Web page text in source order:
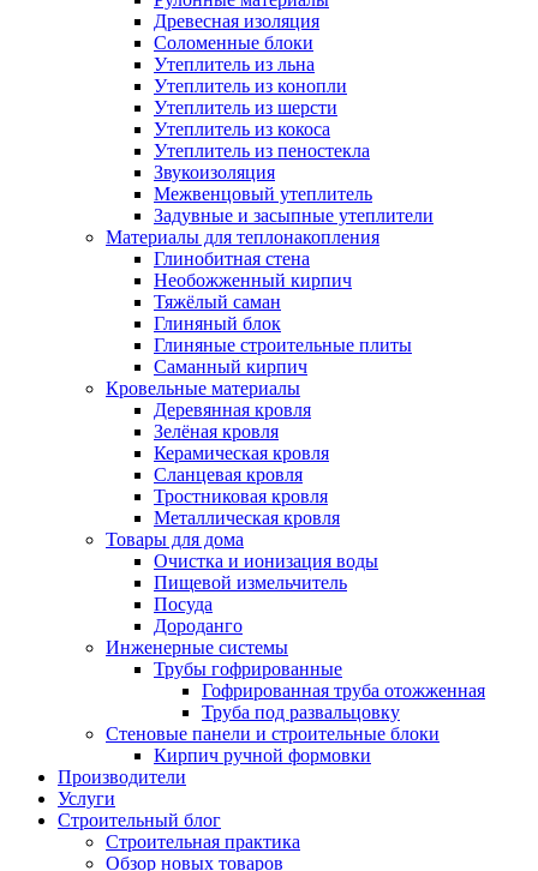
Древесная изоляция
Соломенные блоки
Утеплитель из льна
Утеплитель из конопли
Утеплитель из шерсти
Утеплитель из кокоса
Утеплитель из пеностекла
Звукоизоляция
Межвенцовый утеплитель
Задувные и засыпные утеплители
Материалы для теплонакопления
Глинобитная стена
Необожженный кирпич
Тяжёлый саман
Глиняный блок
Глиняные строительные плиты
Саманный кирпич
Кровельные материалы
Деревянная кровля
Зелёная кровля
Керамическая кровля
Сланцевая кровля
Тростниковая кровля
Металлическая кровля
Товары для дома
Очистка и ионизация воды
Пищевой измельчитель
Посуда
Дороданго
Инженерные системы
Трубы гофрированные
Гофрированная труба отожженная
Труба под развальцовку
Стеновые панели и строительные блоки
Кирпич ручной формовки
Производители
Услуги
Строительный блог
Строительная практика
Обзор новых товаров